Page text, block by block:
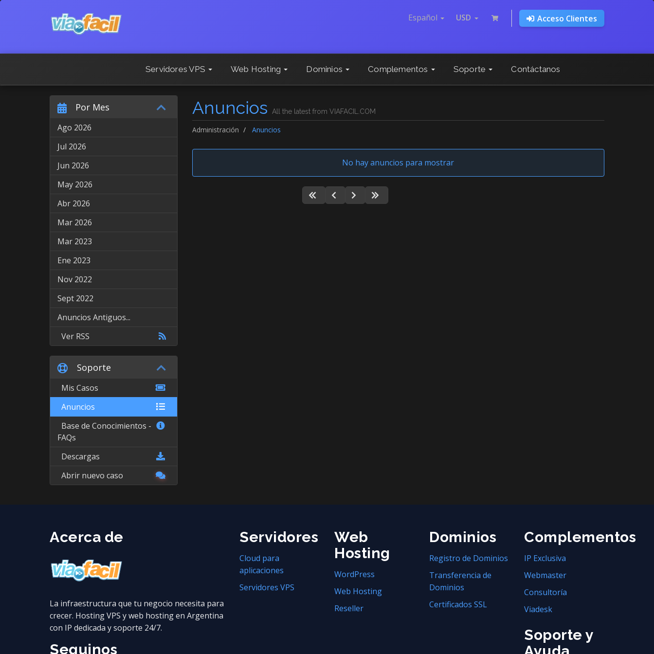
Español USD Acceso Clientes
Servidores VPS Web Hosting Dominios Complementos Soporte Contáctanos
Anuncios All the latest from VIAFACIL.COM
Administración Anuncios
Por Mes
Ago 2026
Jul 2026
Jun 2026
May 2026
Abr 2026
Mar 2026
Mar 2023
Ene 2023
Nov 2022
Sept 2022
Anuncios Antiguos...
Ver RSS
No hay anuncios para mostrar
Soporte
Mis Casos
Anuncios
Base de Conocimientos -
FAQs
Descargas
Abrir nuevo caso
Acerca de
La infraestructura que tu negocio necesita para
crecer. Hosting VPS y web hosting en Argentina
con IP dedicada y soporte 24/7.
Seguinos
Servidores
Cloud para
aplicaciones
Servidores VPS
Web
Hosting
WordPress
Web Hosting
Reseller
Dominios
Registro de Dominios
Transferencia de
Dominios
Certificados SSL
Complementos
IP Exclusiva
Webmaster
Consultoría
Viadesk
Soporte y
Ayuda